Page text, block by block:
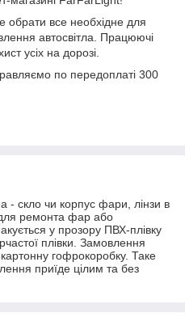
все необхідне для
автосвітла. Працюючі
усіх на дорозі.
по передоплаті 300
- скло чи корпус фари, лінзи в
ремонта фар або
у прозору ПВХ-плівку
плівки. Замовлення
картонну гофрокоробку. Таке
приїде цілим та без